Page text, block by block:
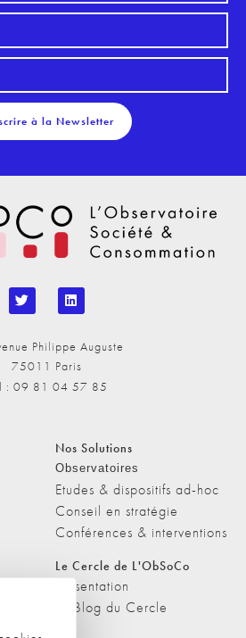
à la Newsletter
Philippe Auguste
75011 Paris
: 09 81 04 57 85
Nos Solutions
Observatoires
Etudes & dispositifs ad-hoc
Conseil en stratégie
Conférences & interventions
Le Cercle de L'ObSoCo
Présentation
Le Blog du Cercle